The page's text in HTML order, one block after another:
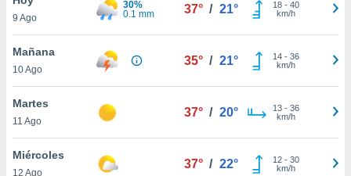
y
en
más
de
9 Ago
30%
0.1 mm
37° / 21° 18- 40
km/h
Mañana
10 Ago
35° / 21° 14- 36
km/h
Martes
11 Ago
37° / 20° 13- 36
km/h
Miércoles
12 Ago
37° / 22° 12- 30
km/h